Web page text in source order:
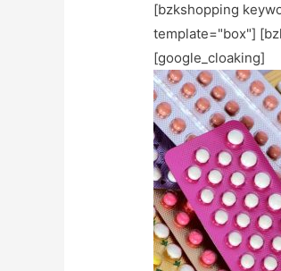
[bzkshopping
template="box"]
[google_cloaking]